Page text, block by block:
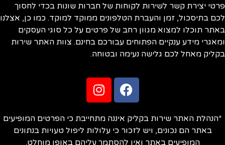
יצירת קשר לשירות לקוחות של חברות שונות בכדי לחסוך
בתיסכול, זמן והעברת הטלפונים ממוקד למוקד. כמו כן, אצלנו
תוכלו למצוא מגוון רחב של פרטים על כל סוגי העסקים
מידע ענקיים הפתוחים עבורכם בחינם. צוות האתר שירות
מאחל לכם גלישה נעימה ובטוחה.
האתר שירות בקליק איננה מתחייבת כי הפרטים המופיעים
באתר הם נכונים, ויש לזכור כי עלולות ליפול טעויות בנתונים
המופיעים באתר ואין להסתמך עליהם באופן מוחלט.